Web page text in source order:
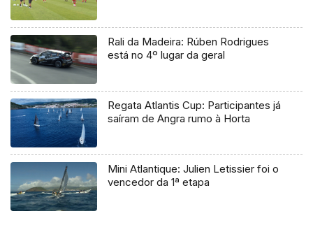
Rali da Madeira: Rúben Rodrigues
está no 4º lugar da geral
Regata Atlantis Cup: Participantes já
saíram de Angra rumo à Horta
Mini Atlantique: Julien Letissier foi o
vencedor da 1ª etapa